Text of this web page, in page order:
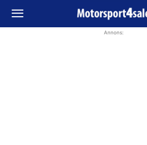
Annons: